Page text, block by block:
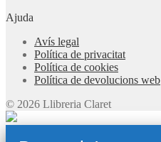
Ajuda
Avís legal
Política de privacitat
Política de cookies
Política de devolucions web
© 2026 Llibreria Claret